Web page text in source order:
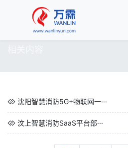
沈阳智慧消防5G+物联网一···
汶上智慧消防SaaS平台部···